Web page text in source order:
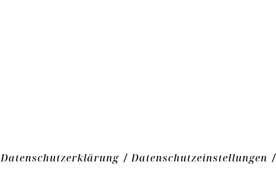
Datenschutzerklärung Datenschutzeinstellungen